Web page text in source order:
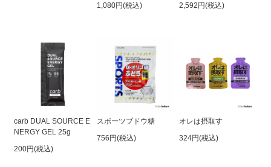
1,080円(税込)
2,592円(税込)
carb DUAL SOURCE E
NERGY GEL 25g
200円(税込)
スポーツブドウ糖
756円(税込)
オレは摂取す
324円(税込)